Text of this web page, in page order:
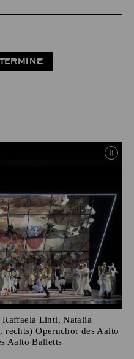
Raffaela Lintl, Natalia
Opernchor des Aalto
Aalto Balletts